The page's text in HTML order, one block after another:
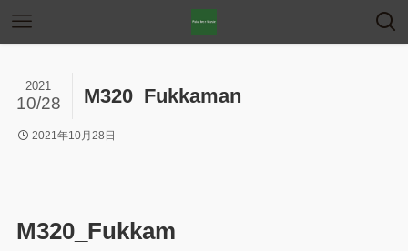
M320_Fukkaman
2021
10/28
2021年10月28日
M320_Fukkam